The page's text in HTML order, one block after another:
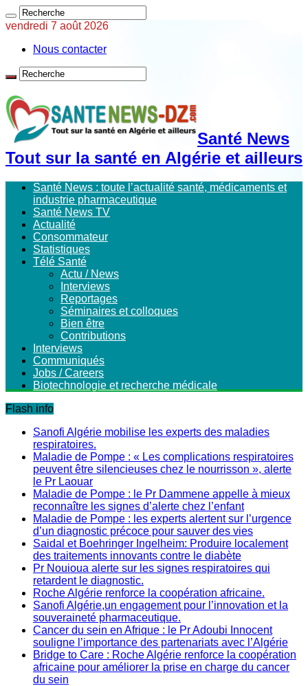
vendredi 7 août 2026
Nous contacter
Santé News
Tout sur la santé en Algérie et ailleurs
Santé News : toute l’actualité santé, médicaments et
industrie pharmaceutique
Santé News TV
Actualité
Consommateur
Statistiques
Télé Santé
Actu / News
Interviews
Reportages
Séminaires et colloques
Bien être
Contributions
Interviews
Communiqués
Jobs / Careers
Biotechnologie et recherche médicale
Flash info
Sanofi Algérie mobilise les experts des maladies
respiratoires.
Maladie de Pompe : « Les complications respiratoires
peuvent être silencieuses chez le nourrisson », alerte
le Pr Laouar
Maladie de Pompe : le Pr Dammene appelle à mieux
reconnaître les signes d’alerte chez l’enfant
Maladie de Pompe : les experts alertent sur l’urgence
d’un diagnostic précoce pour sauver des vies
Saidal et Boehringer Ingelheim: Produire localement
des traitements innovants contre le diabète
Pr Nouioua alerte sur les signes respiratoires qui
retardent le diagnostic.
Roche Algérie renforce la coopération africaine.
Sanofi Algérie,un engagement pour l’innovation et la
souveraineté pharmaceutique.
Cancer du sein en Afrique : le Pr Adoubi Innocent
souligne l’importance des partenariats avec l’Algérie
Bridge to Care : Roche Algérie renforce la coopération
africaine pour améliorer la prise en charge du cancer
du sein